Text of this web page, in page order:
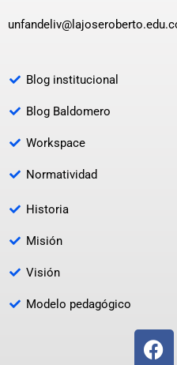
Blog institucional
Blog Baldomero
Workspace
Normatividad
Historia
Misión
Visión
Modelo pedagógico
F
a